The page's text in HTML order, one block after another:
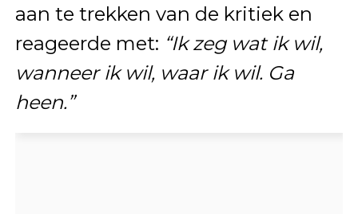
aan te trekken van de kritiek en
reageerde met: “Ik zeg wat ik wil,
wanneer ik wil, waar ik wil. Ga
heen.”